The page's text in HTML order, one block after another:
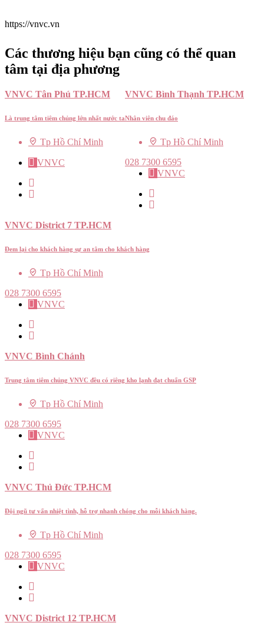
https://vnvc.vn
Các thương hiệu bạn cũng có thể quan
tâm tại địa phương
VNVC Tân Phú TP.HCM
Là trung tâm tiêm chủng lớn nhất nước ta
Tp Hồ Chí Minh
VNVC
VNVC Bình Thạnh TP.HCM
Nhân viên chu đáo
Tp Hồ Chí Minh
028 7300 6595
VNVC
VNVC District 7 TP.HCM
Đem lại cho khách hàng sự an tâm cho khách hàng
Tp Hồ Chí Minh
028 7300 6595
VNVC
VNVC Bình Chánh
Trung tâm tiêm chủng VNVC đều có riêng kho lạnh đạt chuẩn GSP
Tp Hồ Chí Minh
028 7300 6595
VNVC
VNVC Thủ Đức TP.HCM
Đội ngũ tư vấn nhiệt tình, hỗ trợ nhanh chóng cho mỗi khách hàng.
Tp Hồ Chí Minh
028 7300 6595
VNVC
VNVC District 12 TP.HCM